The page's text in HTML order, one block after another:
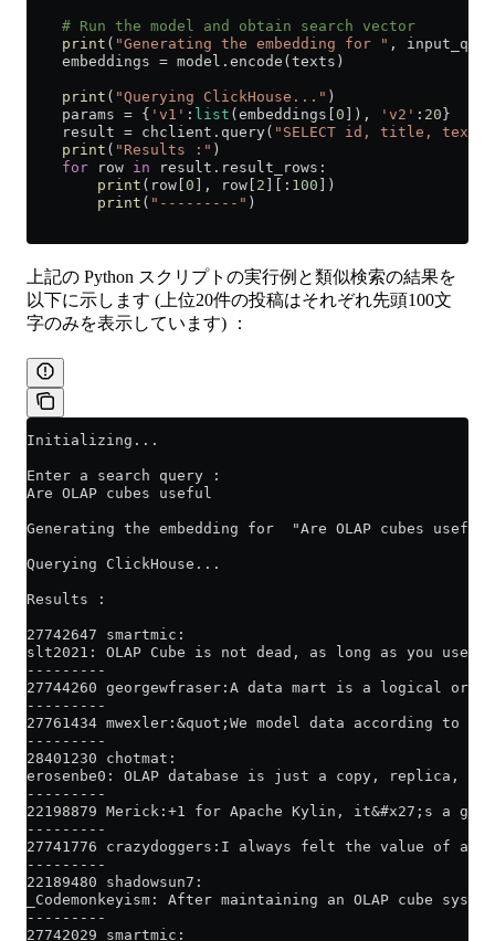
    # Run the model and obtain search vector
    print
( "Generating the embedding for " ,
    embeddings
= model.encode(texts)
    print
( "Querying ClickHouse..." )
    params
= { 'v1' : list (embeddings[0 ]), 'v2' : 20}
    result
= chclient.query( "SELECT id, title, text
    print
( "Results :" )
    for
row in result.result_rows:
        print
(row[0 ], row[ 2 ][: 100 ])
        print
( "---------" )
上記の Python スクリプトの実行例と類似検索の結果を
以下に示します (上位20件の投稿はそれぞれ先頭100文
字のみを表示しています) ：
Initializing...
Enter a search query :
Are OLAP cubes useful
Generating the embedding for  "Are OLAP cubes useful"
Querying ClickHouse...
Results :
27742647 smartmic:
slt2021: OLAP Cube is not dead, as long as you use
---------
27744260 georgewfraser:A data mart is a logical
---------
27761434 mwexler:&quot;We model data according to
---------
28401230 chotmat:
erosenbe0: OLAP database is just a copy, replica, or
---------
22198879 Merick:+1 for Apache Kylin, it&#x27;s a
---------
27741776 crazydoggers:I always felt the value of an
---------
22189480 shadowsun7:
_Codemonkeyism: After maintaining an OLAP cube
---------
27742029 smartmic: